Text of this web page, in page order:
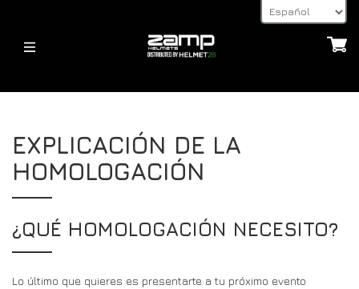
FIA
JUVENTUD – CMR 2016
ACCESSORIES
32FIVE
ÚLTIMAS NOTICIAS
DEVUELVE
JUVENTUD – CMR 2016
FIA
ACCESORIOS
VISERAS
ACCESORIOS PARA CASCOS
EXPLICACIÓN DE LA HOMOLOGACIÓN
PLAZOS DE ENVÍO
POSTES HANS, DISPOSITIVOS HANS Y FHR
FORMAS DE PAGO
PREGUNTAS FRECUENTES
EXPLICACIÓN DE LA
HOMOLOGACIÓN
¿QUÉ HOMOLOGACIÓN NECESITO?
Lo último que quieres es presentarte a tu próximo evento